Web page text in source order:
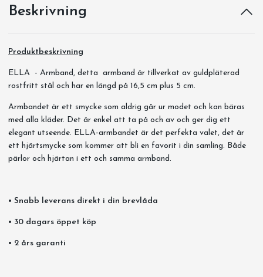
Beskrivning
Produktbeskrivning
ELLA - Armband, detta armband är tillverkat av guldpläterad
rostfritt stål och har en längd på 16,5 cm plus 5 cm.
Armbandet är ett smycke som aldrig går ur modet och kan bäras
med alla kläder. Det är enkel att ta på och av och ger dig ett
elegant utseende. ELLA-armbandet är det perfekta valet, det är
ett hjärtsmycke som kommer att bli en favorit i din samling. Både
pärlor och hjärtan i ett och samma armband.
• Snabb leverans direkt i din brevlåda
• 30 dagars öppet köp
• 2 års garanti